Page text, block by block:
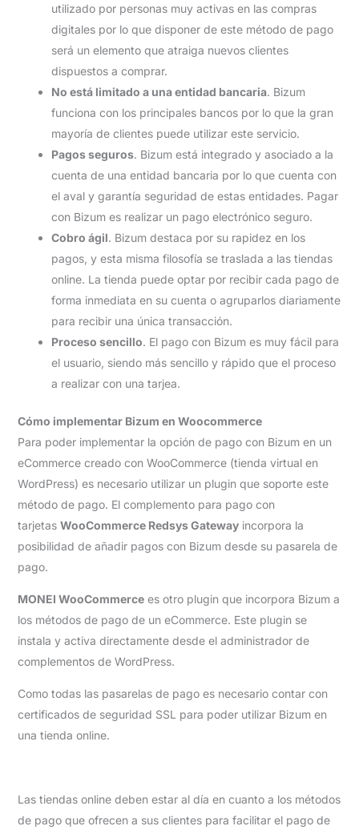
utilizado por personas muy activas en las compras
digitales por lo que disponer de este método de pago
será un elemento que atraiga nuevos clientes
dispuestos a comprar.
No está limitado a una entidad bancaria. Bizum
funciona con los principales bancos por lo que la gran
mayoría de clientes puede utilizar este servicio.
Pagos seguros. Bizum está integrado y asociado a la
cuenta de una entidad bancaria por lo que cuenta con
el aval y garantía seguridad de estas entidades. Pagar
con Bizum es realizar un pago electrónico seguro.
Cobro ágil. Bizum destaca por su rapidez en los
pagos, y esta misma filosofía se traslada a las tiendas
online. La tienda puede optar por recibir cada pago de
forma inmediata en su cuenta o agruparlos diariamente
para recibir una única transacción.
Proceso sencillo. El pago con Bizum es muy fácil para
el usuario, siendo más sencillo y rápido que el proceso
a realizar con una tarjea.
Cómo implementar Bizum en Woocommerce
Para poder implementar la opción de pago con Bizum en un
eCommerce creado con WooCommerce (tienda virtual en
WordPress) es necesario utilizar un plugin que soporte este
método de pago. El complemento para pago con
tarjetas WooCommerce Redsys Gatewayincorpora la
posibilidad de añadir pagos con Bizum desde su pasarela de
pago.
MONEI WooCommercees otro plugin que incorpora Bizum a
los métodos de pago de un eCommerce. Este plugin se
instala y activa directamente desde el administrador de
complementos de WordPress.
Como todas las pasarelas de pago es necesario contar con
certificados de seguridad SSL para poder utilizar Bizum en
una tienda online.
Las tiendas online deben estar al día en cuanto a los métodos
de pago que ofrecen a sus clientes para facilitar el pago de